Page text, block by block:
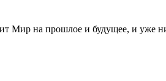
Мир на прошлое и будущее, и